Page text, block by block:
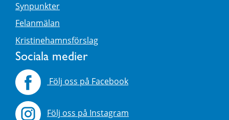
Synpunkter
Felanmälan
Kristinehamnsförslag
Sociala medier
Följ oss på Facebook
Följ oss på Instagram